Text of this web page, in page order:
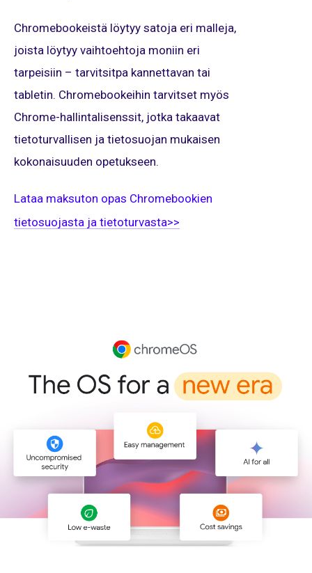
Chromebookeistä löytyy satoja eri malleja,
joista löytyy vaihtoehtoja moniin eri
tarpeisiin – tarvitsitpa kannettavan tai
tabletin. Chromebookeihin tarvitset myös
Chrome-hallintalisenssit, jotka takaavat
tietoturvallisen ja tietosuojan mukaisen
kokonaisuuden opetukseen.
Lataa maksuton opas Chromebookien
tietosuojasta ja tietoturvasta>>